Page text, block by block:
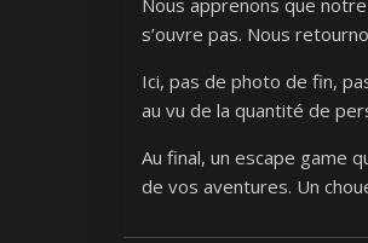
Nous apprenons que
s’ouvre pas. Nous
Ici, pas de photo de fin,
au vu de la quantité de
Au final, un escape game
de vos aventures. Un